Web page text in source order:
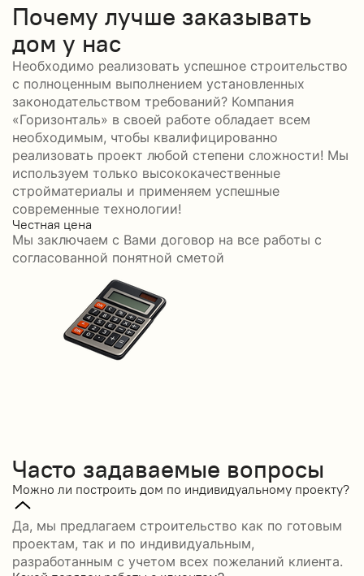
Почему лучше заказывать
дом у нас
Необходимо реализовать успешное строительство
с полноценным выполнением установленных
законодательством требований? Компания
«Горизонталь» в своей работе обладает всем
необходимым, чтобы квалифицированно
реализовать проект любой степени сложности! Мы
используем только высококачественные
стройматериалы и применяем успешные
современные технологии!
Честная цена
Мы заключаем с Вами договор на все работы с
согласованной понятной сметой
Часто задаваемые вопросы
Можно ли построить дом по индивидуальному проекту?
Да, мы предлагаем строительство как по готовым
проектам, так и по индивидуальным,
разработанным с учетом всех пожеланий клиента.